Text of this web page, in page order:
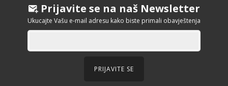
Prijavite se na naš Newsletter
Ukucajte Vašu e-mail adresu kako biste primali obavještenja
PRIJAVITE SE